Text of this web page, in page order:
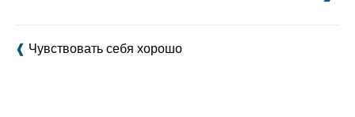
❰ Чувствовать себя хорошо